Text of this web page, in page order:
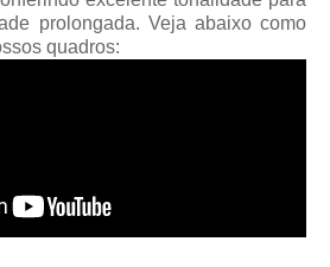
prolongada. Veja abaixo como
quadros: